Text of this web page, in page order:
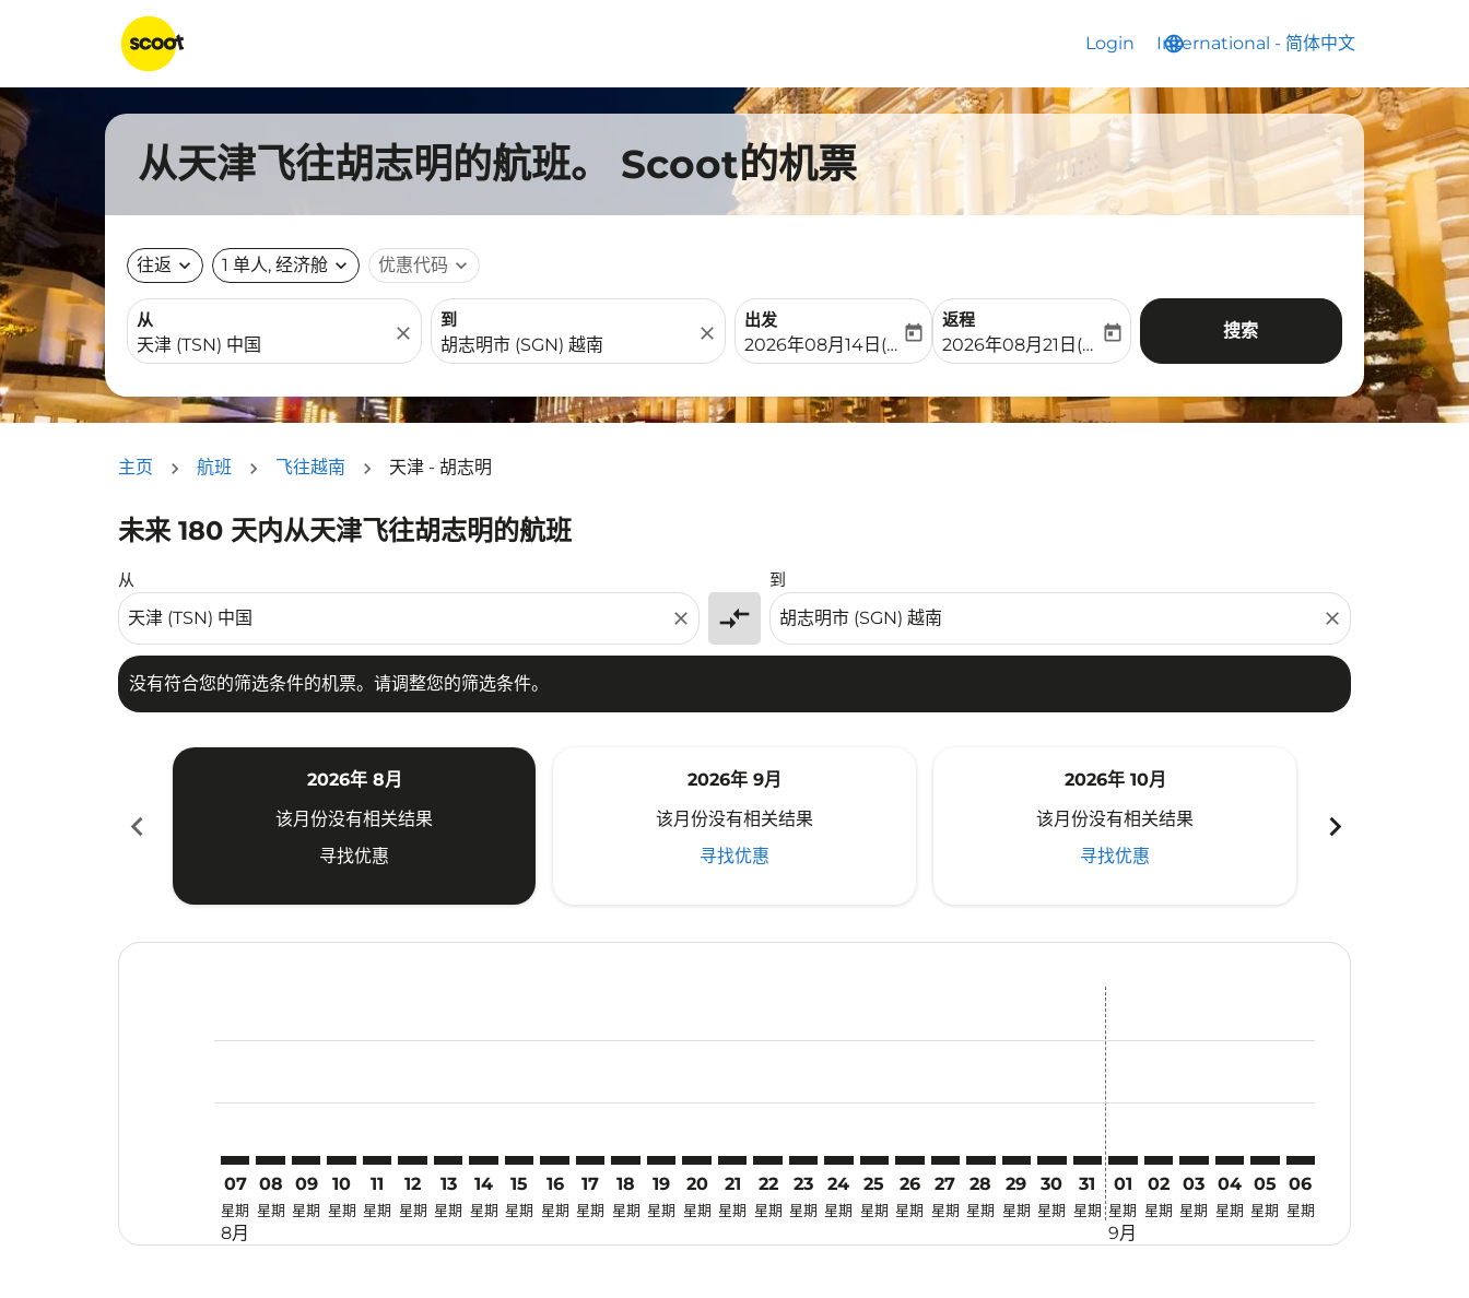
Login language
International - 简体中文
keyboard_arrow_down
从天津飞往胡志明的航班。 Scoot的机票
往返 expand_more 1 单人, 经济舱 expand_more 优惠代码 expand_more
从
close
到
close
出发
fc-booking-departure-date-aria-label
2026年08月14日(周五)
today
返程
fc-booking-return-date-aria-label
2026年08月21日(周五)
today 搜索
主页 航班 飞往越南 天津 - 胡志明
未来 180 天内从天津飞往胡志明的航班
从
close compare_arrows
到
close
没有符合您的筛选条件的机票。请调整您的筛选条件。
没有符合您的筛选条件的机票。请调整您的筛选条件。
chevron_left
2026年 8月
该月份没有相关结果
寻找优惠
2026年 9月
该月份没有相关结果
寻找优惠
2026年 10月
该月份没有相关结果
寻找优惠
chevron_right
07
星期
8月
08
星期
09
星期
10
星期
11
星期
12
星期
13
星期
14
星期
15
星期
16
星期
17
星期
18
星期
19
星期
20
星期
21
星期
TSN–SGN: cmp-view-offers-disclaimer. 寻找优惠
22
星期
TSN–SGN: cmp-view-offers-disclaimer. 寻找优惠
23
星期
TSN–SGN: cmp-view-offers-disclaimer. 寻找优惠
24
星期
TSN–SGN: cmp-view-offers-disclaimer. 寻找优惠
25
星期
TSN–SGN: cmp-view-offers-disclaimer. 寻找优惠
26
星期
TSN–SGN: cmp-view-offers-disclaimer. 寻找优惠
27
星期
TSN–SGN: cmp-view-offers-disclaimer. 寻找优惠
28
星期
TSN–SGN: cmp-view-offers-disclaimer. 寻找优惠
29
星期
TSN–SGN: cmp-view-offers-disclaimer. 寻找优惠
30
星期
TSN–SGN: cmp-view-offers-disclaimer. 寻找优惠
31
星期
01
星期
9月
02
星期
03
星期
04
星期
05
星期
06
星期